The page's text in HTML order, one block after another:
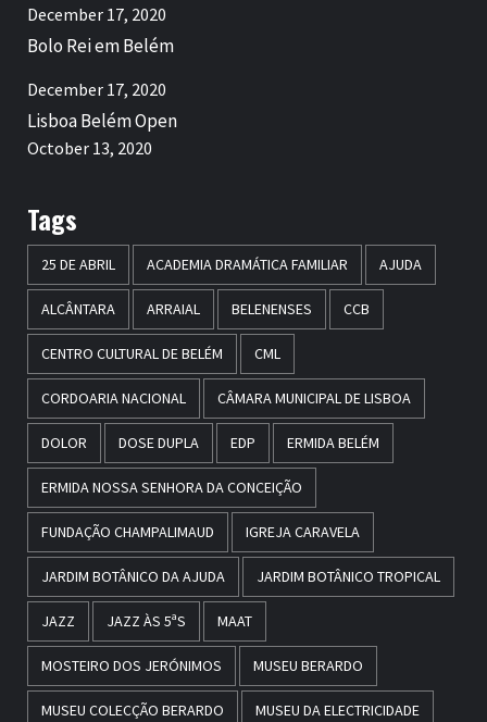
December 17, 2020
Bolo Rei em Belém
December 17, 2020
Lisboa Belém Open
October 13, 2020
Tags
25 DE ABRIL ACADEMIA DRAMÁTICA FAMILIAR AJUDA
ALCÂNTARA ARRAIAL BELENENSES CCB
CENTRO CULTURAL DE BELÉM CML
CORDOARIA NACIONAL CÂMARA MUNICIPAL DE LISBOA
DOLOR DOSE DUPLA EDP ERMIDA BELÉM
ERMIDA NOSSA SENHORA DA CONCEIÇÃO
FUNDAÇÃO CHAMPALIMAUD IGREJA CARAVELA
JARDIM BOTÂNICO DA AJUDA JARDIM BOTÂNICO TROPICAL
JAZZ JAZZ ÀS 5ªS MAAT
MOSTEIRO DOS JERÓNIMOS MUSEU BERARDO
MUSEU COLECÇÃO BERARDO MUSEU DA ELECTRICIDADE